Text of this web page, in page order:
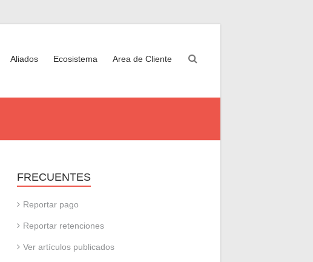
Aliados Ecosistema Area de Cliente
FRECUENTES
Reportar pago
Reportar retenciones
Ver artículos publicados